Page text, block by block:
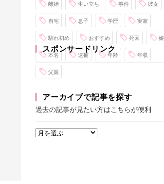
離婚 生い立ち 事件 彼女
自宅 息子 学歴 実家
馴れ初め おすすめ 死因 娘
本名 逮捕 年齢 年収
父親
アーカイブで記事を探す
過去の記事が見たい方はこちらが便利
スポンサードリンク